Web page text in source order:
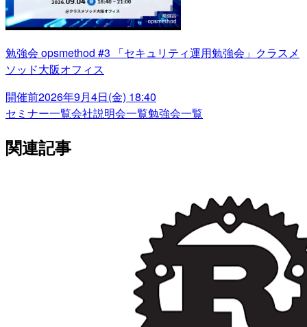
勉強会 opsmethod #3 「セキュリティ運用勉強会」クラスメ
ソッド大阪オフィス
開催前2026年9月4日(金) 18:40
セミナー一覧会社説明会一覧勉強会一覧
関連記事